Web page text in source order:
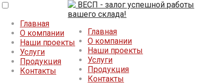
ВЕСП - залог успешной работы
вашего склада!
Главная
О компании
Наши проекты
Услуги
Продукция
Контакты
Главная
О компании
Наши проекты
Услуги
Продукция
Контакты